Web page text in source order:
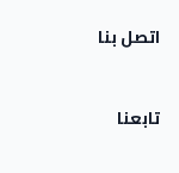
اتصل بنا
تابعنا